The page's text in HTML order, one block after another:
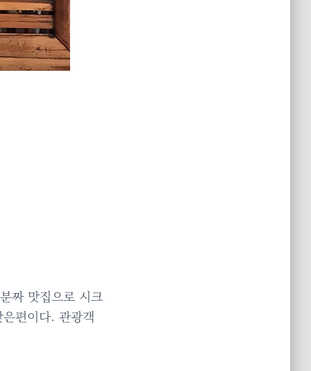
짜 맛집으로 시크
편이다. 관광객